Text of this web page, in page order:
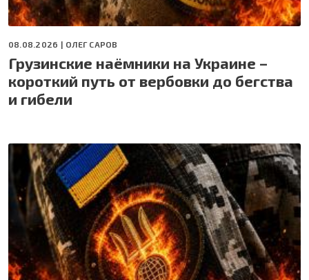
08.08.2026 | ОЛЕГ САРОВ
Грузинские наёмники на Украине –
короткий путь от вербовки до бегства
и гибели